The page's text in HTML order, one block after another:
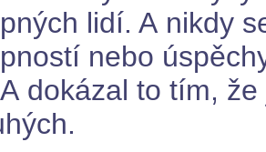
lidí. A nikdy
nebo
dokázal to tím,